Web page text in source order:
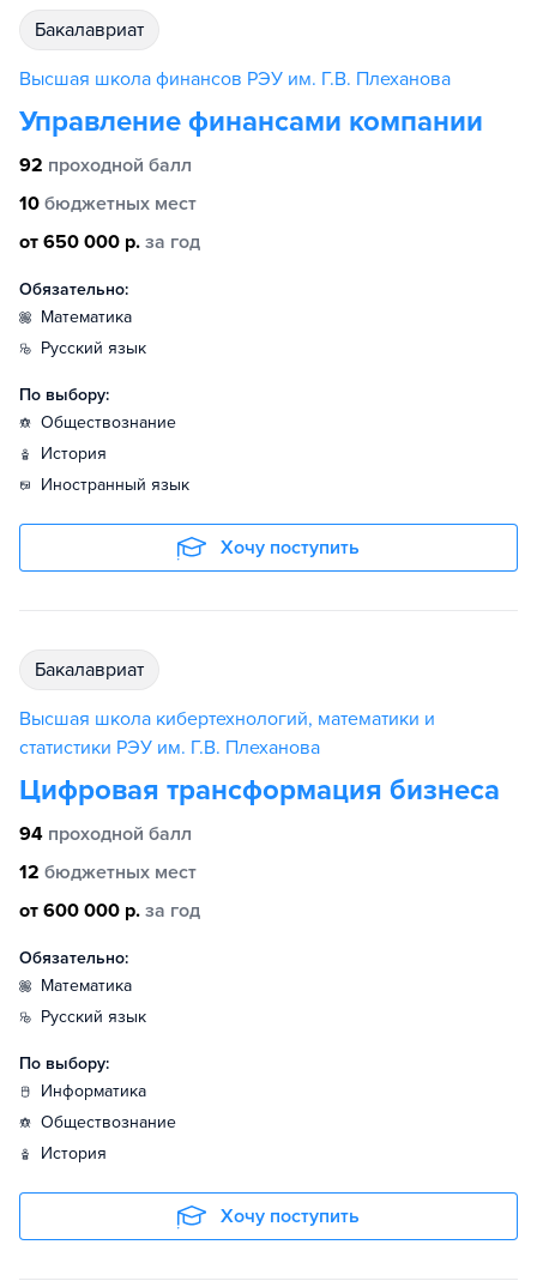
бакалавриат
Высшая школа финансов РЭУ им. Г.В. Плеханова
Управление финансами компании
92 проходной балл
10 бюджетных мест
от 650 000 р. за год
Обязательно:
математика
русский язык
По выбору:
обществознание
история
иностранный язык
Хочу поступить
бакалавриат
Высшая школа кибертехнологий, математики и
статистики РЭУ им. Г.В. Плеханова
Цифровая трансформация бизнеса
94 проходной балл
12 бюджетных мест
от 600 000 р. за год
Обязательно:
математика
русский язык
По выбору:
информатика
обществознание
история
Хочу поступить